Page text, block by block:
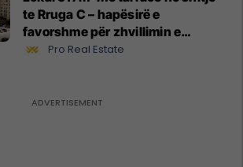
te Rruga C – hapësirë e
favorshme për zhvillimin e
biznesit #15796
Pro Real Estate